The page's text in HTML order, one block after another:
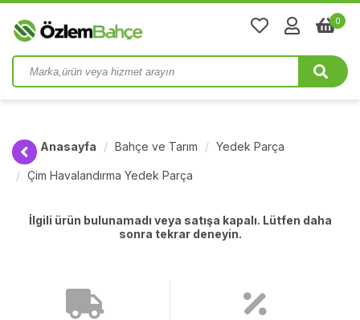
0
Anasayfa Bahçe ve Tarım Yedek Parça
Çim Havalandırma Yedek Parça
İlgili ürün bulunamadı veya satışa kapalı. Lütfen daha
sonra tekrar deneyin.